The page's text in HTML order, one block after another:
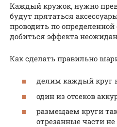
Каждый кружок, нужно
будут прятаться
проводить по
добиться эффекта
Как сделать правильно
делим каждый круг
один из отсеков
размещаем круги
отрезанные части не